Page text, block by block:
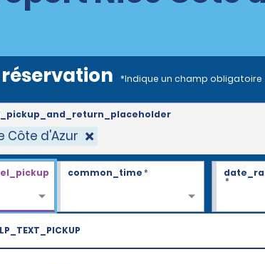
réservation *Indique un champ obligatoire
Côte d'Azur
common_time*
*